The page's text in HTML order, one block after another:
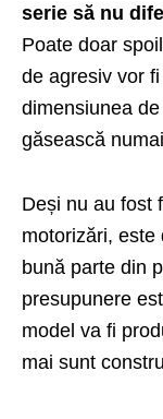
serie să nu
Poate doar
de agresiv vor
dimensiunea
găsească
Deși nu au fost
motorizări,
bună parte din
presupunere
model va fi
mai sunt